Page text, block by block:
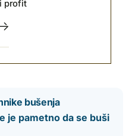
profit
bušenja
je pametno da se buši